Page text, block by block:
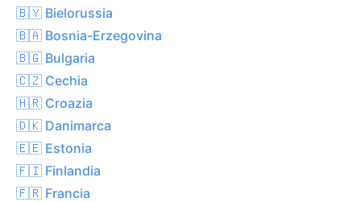
🇧🇾 Bielorussia
🇧🇦 Bosnia-Erzegovina
🇧🇬 Bulgaria
🇨🇿 Cechia
🇭🇷 Croazia
🇩🇰 Danimarca
🇪🇪 Estonia
🇫🇮 Finlandia
🇫🇷 Francia